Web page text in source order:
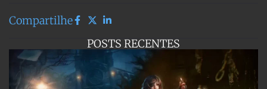
Compartilhe
POSTS RECENTES